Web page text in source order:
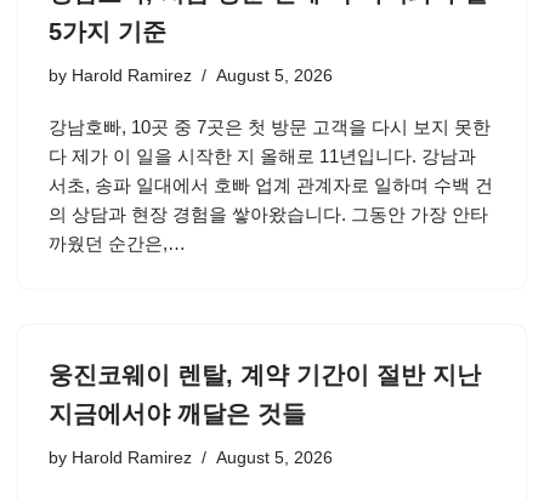
5가지 기준
by Harold Ramirez August 5, 2026
강남호빠, 10곳 중 7곳은 첫 방문 고객을 다시 보지 못한
다 제가 이 일을 시작한 지 올해로 11년입니다. 강남과
서초, 송파 일대에서 호빠 업계 관계자로 일하며 수백 건
의 상담과 현장 경험을 쌓아왔습니다. 그동안 가장 안타
까웠던 순간은,…
웅진코웨이 렌탈, 계약 기간이 절반 지난
지금에서야 깨달은 것들
by Harold Ramirez August 5, 2026